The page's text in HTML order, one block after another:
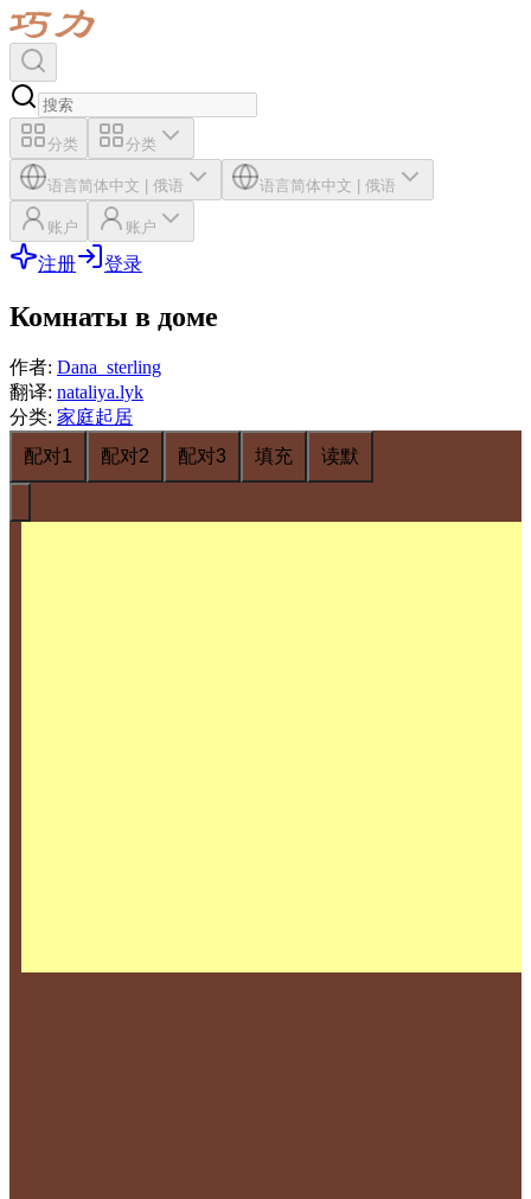
分类 分类
语言简体中文 | 俄语 语言简体中文 | 俄语
账户 账户
注册 登录
Комнаты в доме
作者: Dana_sterling
翻译: nataliya.lyk
分类: 家庭起居
配对1
配对2 配对3 填充 读默